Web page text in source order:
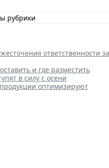
рубрики
ответственности
и где разместить
в силу с осени
оптимизируют